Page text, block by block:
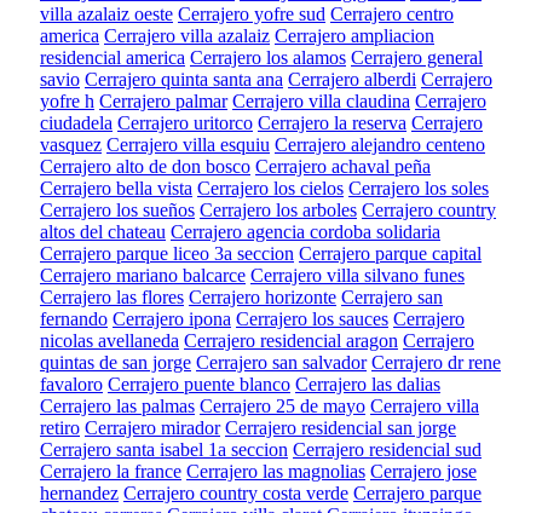
villa azalaiz oeste Cerrajero yofre sud Cerrajero centro
america Cerrajero villa azalaiz Cerrajero ampliacion
residencial america Cerrajero los alamos Cerrajero general
savio Cerrajero quinta santa ana Cerrajero alberdi Cerrajero
yofre h Cerrajero palmar Cerrajero villa claudina Cerrajero
ciudadela Cerrajero uritorco Cerrajero la reserva Cerrajero
vasquez Cerrajero villa esquiu Cerrajero alejandro centeno
Cerrajero alto de don bosco Cerrajero achaval peña
Cerrajero bella vista Cerrajero los cielos Cerrajero los soles
Cerrajero los sueños Cerrajero los arboles Cerrajero country
altos del chateau Cerrajero agencia cordoba solidaria
Cerrajero parque liceo 3a seccion Cerrajero parque capital
Cerrajero mariano balcarce Cerrajero villa silvano funes
Cerrajero las flores Cerrajero horizonte Cerrajero san
fernando Cerrajero ipona Cerrajero los sauces Cerrajero
nicolas avellaneda Cerrajero residencial aragon Cerrajero
quintas de san jorge Cerrajero san salvador Cerrajero dr rene
favaloro Cerrajero puente blanco Cerrajero las dalias
Cerrajero las palmas Cerrajero 25 de mayo Cerrajero villa
retiro Cerrajero mirador Cerrajero residencial san jorge
Cerrajero santa isabel 1a seccion Cerrajero residencial sud
Cerrajero la france Cerrajero las magnolias Cerrajero jose
hernandez Cerrajero country costa verde Cerrajero parque